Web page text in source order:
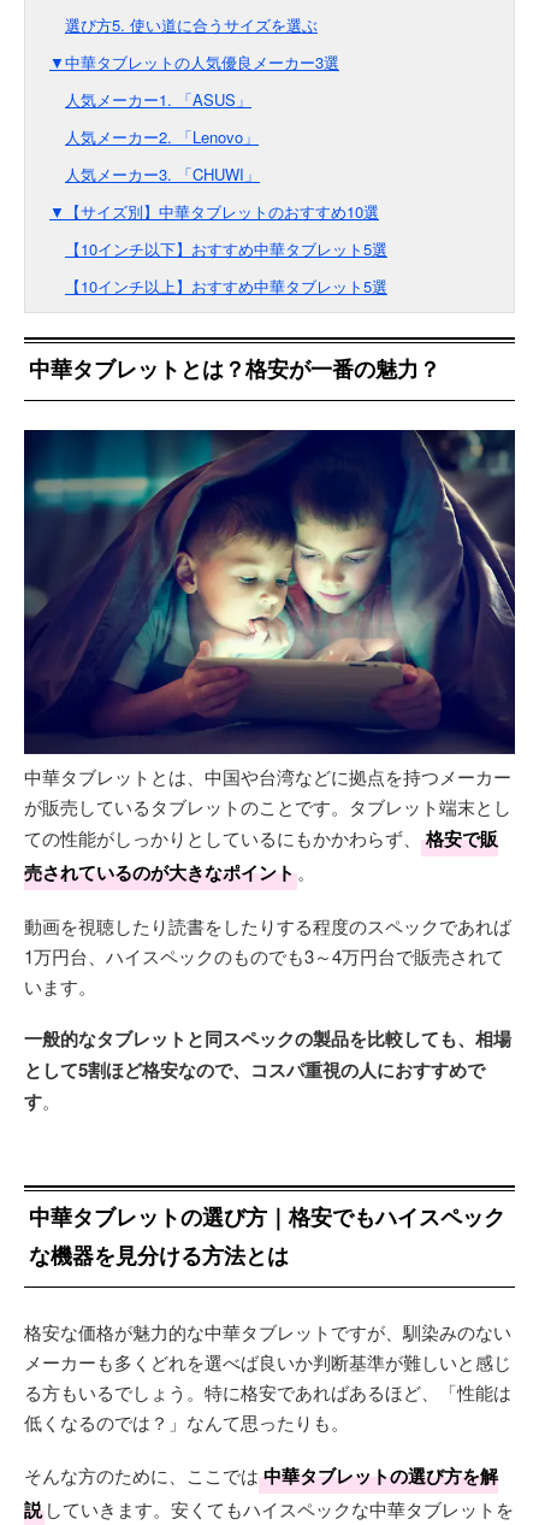
選び方5. 使い道に合うサイズを選ぶ
▼中華タブレットの人気優良メーカー3選
人気メーカー1. 「ASUS」
人気メーカー2. 「Lenovo」
人気メーカー3. 「CHUWI」
▼【サイズ別】中華タブレットのおすすめ10選
【10インチ以下】おすすめ中華タブレット5選
【10インチ以上】おすすめ中華タブレット5選
中華タブレットとは？格安が一番の魅力？
中華タブレットとは、中国や台湾などに拠点を持つメーカー
が販売しているタブレットのことです。タブレット端末とし
ての性能がしっかりとしているにもかかわらず、
格安で販
売されているのが大きなポイント。
動画を視聴したり読書をしたりする程度のスペックであれば
1万円台、ハイスペックのものでも3～4万円台で販売されて
います。
一般的なタブレットと同スペックの製品を比較しても、相場
として5割ほど格安なので、コスパ重視の人におすすめで
す。
中華タブレットの選び方｜格安でもハイスペック
な機器を見分ける方法とは
格安な価格が魅力的な中華タブレットですが、馴染みのない
メーカーも多くどれを選べば良いか判断基準が難しいと感じ
る方もいるでしょう。特に格安であればあるほど、「性能は
低くなるのでは？」なんて思ったりも。
そんな方のために、ここでは 中華タブレットの選び方を解
説 していきます。安くてもハイスペックな中華タブレットを